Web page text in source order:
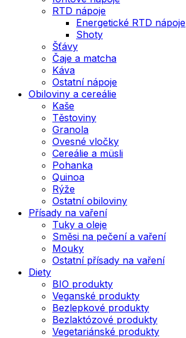
RTD nápoje
Energetické RTD nápoje
Shoty
Šťávy
Čaje a matcha
Káva
Ostatní nápoje
Obiloviny a cereálie
Kaše
Těstoviny
Granola
Ovesné vločky
Cereálie a müsli
Pohanka
Quinoa
Rýže
Ostatní obiloviny
Přísady na vaření
Tuky a oleje
Směsi na pečení a vaření
Mouky
Ostatní přísady na vaření
Diety
BIO produkty
Veganské produkty
Bezlepkové produkty
Bezlaktózové produkty
Vegetariánské produkty